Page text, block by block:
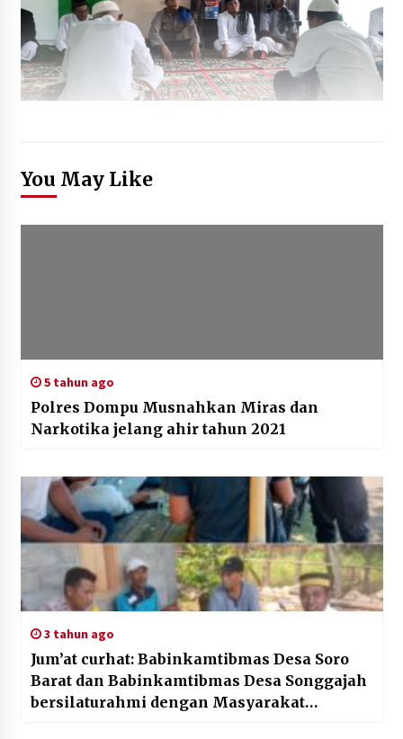
You May Like
5 tahun ago
Polres Dompu Musnahkan Miras dan
Narkotika jelang ahir tahun 2021
3 tahun ago
Jum’at curhat: Babinkamtibmas Desa Soro
Barat dan Babinkamtibmas Desa Songgajah
bersilaturahmi dengan Masyarakat